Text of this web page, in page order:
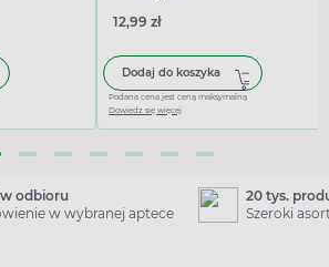
12,99 zł
Dodaj do koszyka
Podana cena jest ceną maksymalną
Dowiedz się więcej
odbioru
w wybranej aptece
20 tys.
Szeroki